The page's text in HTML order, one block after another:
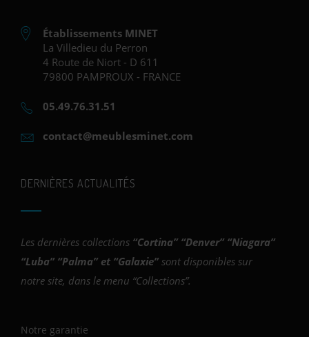
Établissements MINET
La Villedieu du Perron
4 Route de Niort - D 611
79800 PAMPROUX - FRANCE
05.49.76.31.51
contact@meublesminet.com
DERNIÈRES ACTUALITÉS
Les dernières collections “Cortina” “Denver” “Niagara”
“Luba” “Palma” et “Galaxie” sont disponibles sur
notre site, dans le menu “Collections”.
Notre garantie